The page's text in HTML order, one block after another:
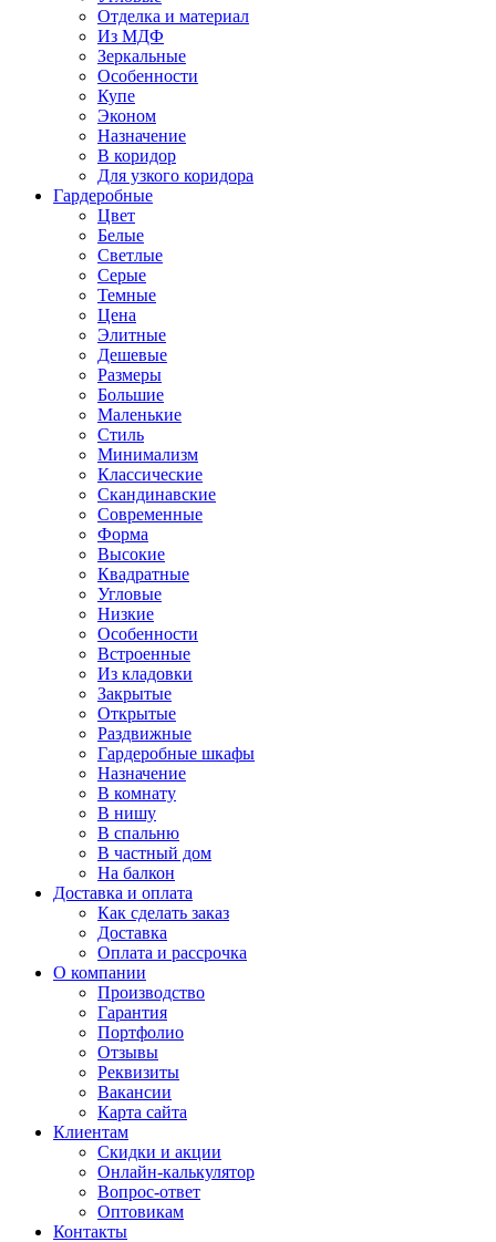
Отделка и материал
Из МДФ
Зеркальные
Особенности
Купе
Эконом
Назначение
В коридор
Для узкого коридора
Гардеробные
Цвет
Белые
Светлые
Серые
Темные
Цена
Элитные
Дешевые
Размеры
Большие
Маленькие
Стиль
Минимализм
Классические
Скандинавские
Современные
Форма
Высокие
Квадратные
Угловые
Низкие
Особенности
Встроенные
Из кладовки
Закрытые
Открытые
Раздвижные
Гардеробные шкафы
Назначение
В комнату
В нишу
В спальню
В частный дом
На балкон
Доставка и оплата
Как сделать заказ
Доставка
Оплата и рассрочка
О компании
Производство
Гарантия
Портфолио
Отзывы
Реквизиты
Вакансии
Карта сайта
Клиентам
Скидки и акции
Онлайн-калькулятор
Вопрос-ответ
Оптовикам
Контакты